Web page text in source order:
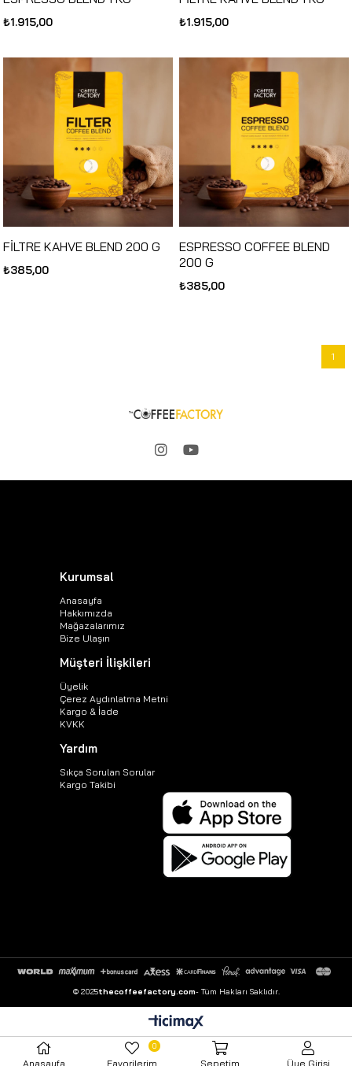
₺1.915,00 ₺1.915,00
FİLTRE KAHVE BLEND 200 G
₺385,00
ESPRESSO COFFEE BLEND
200 G
₺385,00
1
Kurumsal
Anasayfa
Hakkımızda
Mağazalarımız
Bize Ulaşın
Müşteri İlişkileri
Üyelik
Çerez Aydınlatma Metni
Kargo & İade
KVKK
Yardım
Sıkça Sorulan Sorular
Kargo Takibi
© 2025thecoffeefactory.com- Tüm Hakları Saklıdır.
Anasayfa Favorilerim
0
Sepetim Üye Girişi